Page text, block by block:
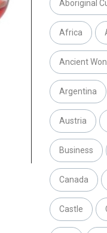
Aboriginal
Africa
Ancient
Argentina
Austria
Business
Canada
Castle